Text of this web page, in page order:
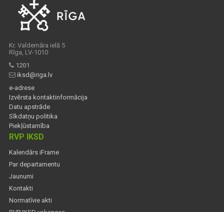
Kr. Valdemāra ielā 5
Rīga, LV-1010
1201
iksd@riga.lv
e-adrese
Izvērsta kontaktinformācija
Datu apstrāde
Sīkdatņu politika
Piekļūstamība
RVP IKSD
Kalendārs iFrame
Par departamentu
Jaunumi
Kontakti
Normatīvie akti